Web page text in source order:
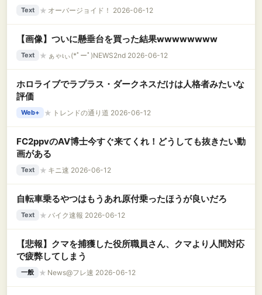
おかわりしようよ！」俺（可愛いだけじゃだめなんだ
Text ★ オーバージョイド！ 2026-06-12
【画像】ついに懸垂台を買った結果wwwwwwww
Text ★ ぁゃιぃ(*ﾟーﾟ)NEWS2nd 2026-06-12
ホロライブでラプラス・ダークネスだけは人格者みたいな
評価
Web+ ★ トレンドの通り道 2026-06-12
FC2ppvのAV博士今すぐ来てくれ！どうしても抜きたい動
画がある
Text ★ キニ速 2026-06-12
自転車乗るやつはもうあれ原付乗ったほうが良いだろ
Text ★ バイク速報 2026-06-12
【悲報】クマを捕獲した役所職員さん、クマより人間対応
で疲弊してしまう
一般 ★ News@フレ速 2026-06-12